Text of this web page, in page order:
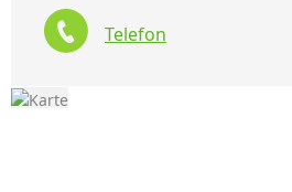
Telefon